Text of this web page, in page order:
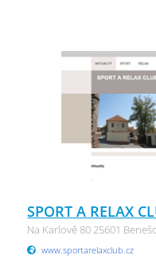
SPORT A RELAX
Na Karlově 80 25601
www.sportarelaxclub.cz